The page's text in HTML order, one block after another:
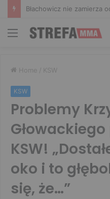
Menu
Home / KSW
KSW
Problemy
KSW!
oko i to
się, że…”